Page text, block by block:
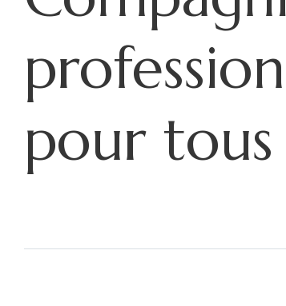
pour tous